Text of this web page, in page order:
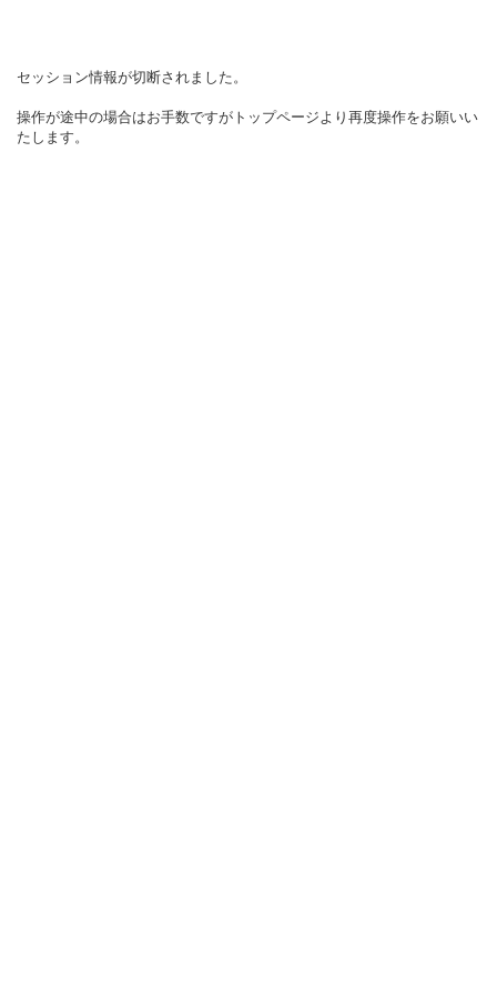
セッション情報が切断されました。
操作が途中の場合はお手数ですがトップページより再度操作をお願いい
たします。